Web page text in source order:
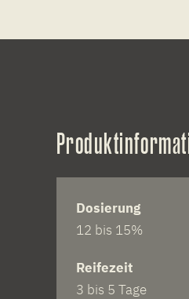
Dosierung
12 bis 15%
Reifezeit
3 bis 5 Tage